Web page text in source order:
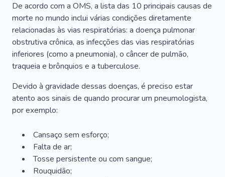
De acordo com a OMS, a lista das 10 principais causas de
morte no mundo inclui várias condições diretamente
relacionadas às vias respiratórias: a doença pulmonar
obstrutiva crônica, as infecções das vias respiratórias
inferiores (como a pneumonia), o câncer de pulmão,
traqueia e brônquios e a tuberculose.
Devido à gravidade dessas doenças, é preciso estar
atento aos sinais de quando procurar um pneumologista,
por exemplo:
Cansaço sem esforço;
Falta de ar;
Tosse persistente ou com sangue;
Rouquidão;